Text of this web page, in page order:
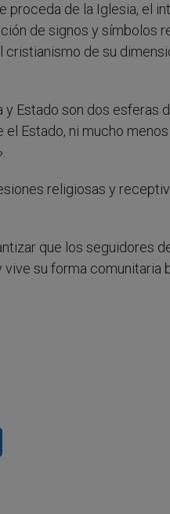
proceda de la Iglesia, el
de signos y símbolos
cristianismo de su
Estado son dos esferas
Estado, ni mucho
religiosas y
que los seguidores
su forma comunitaria